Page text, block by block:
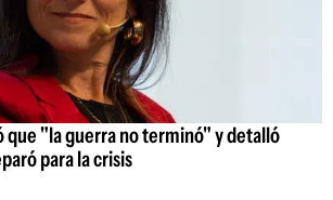
que "la guerra no terminó" y detalló
para la crisis